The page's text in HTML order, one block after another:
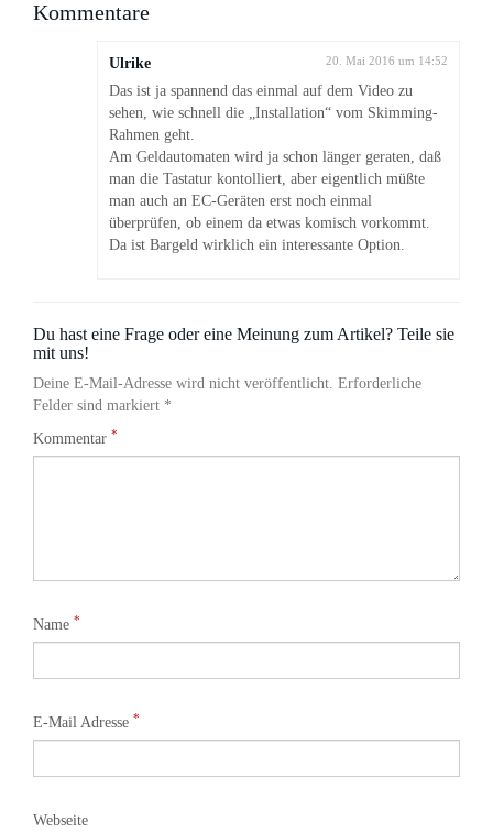
Kommentare
Ulrike 20. Mai 2016 um 14:52
Das ist ja spannend das einmal auf dem Video zu
sehen, wie schnell die „Installation“ vom Skimming-
Rahmen geht.
Am Geldautomaten wird ja schon länger geraten, daß
man die Tastatur kontolliert, aber eigentlich müßte
man auch an EC-Geräten erst noch einmal
überprüfen, ob einem da etwas komisch vorkommt.
Da ist Bargeld wirklich ein interessante Option.
Du hast eine Frage oder eine Meinung zum Artikel? Teile sie
mit uns!
Deine E-Mail-Adresse wird nicht veröffentlicht. Erforderliche
Felder sind markiert *
Kommentar *
Name *
E-Mail Adresse *
Webseite